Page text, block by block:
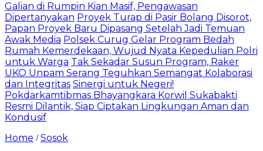
Galian di Rumpin Kian Masif, Pengawasan
Dipertanyakan Proyek Turap di Pasir Bolang Disorot,
Papan Proyek Baru Dipasang Setelah Jadi Temuan
Awak Media Polsek Curug Gelar Program Bedah
Rumah Kemerdekaan, Wujud Nyata Kepedulian Polri
untuk Warga Tak Sekadar Susun Program, Raker
UKO Unpam Serang Teguhkan Semangat Kolaborasi
dan Integritas Sinergi untuk Negeri!
Pokdarkamtibmas Bhayangkara Korwil Sukabakti
Resmi Dilantik, Siap Ciptakan Lingkungan Aman dan
Kondusif
Home /Sosok